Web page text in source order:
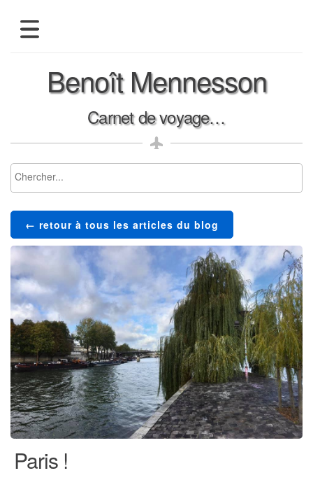
Benoît Mennesson
Carnet de voyage…
← retour à tous les articles du blog
Paris !